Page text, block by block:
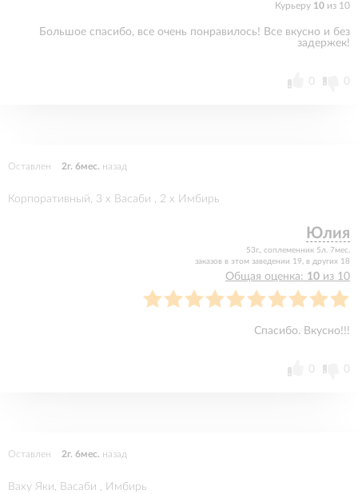
Курьеру 10 из 10
Большое спасибо, все очень понравилось! Все вкусно и без
задержек!
0 0
Оставлен 2г. 6мес. назад
Корпоративный, 3 x Васаби , 2 x Имбирь
Юлия
53г., соплеменник 5л. 7мес.
заказов в этом заведении 19, в других 18
Общая оценка: 10 из 10
Спасибо. Вкусно!!!
0 0
Оставлен 2г. 6мес. назад
Ваху Яки, Васаби , Имбирь